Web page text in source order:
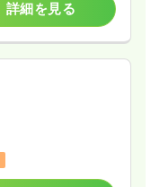
詳細を見る